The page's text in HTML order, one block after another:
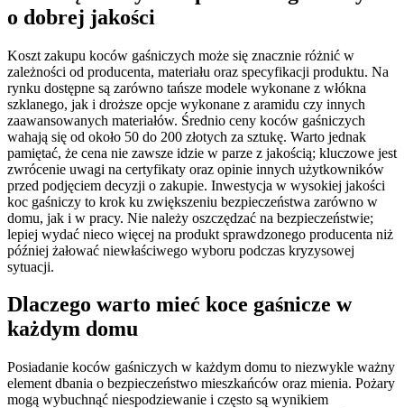
o dobrej jakości
Koszt zakupu koców gaśniczych może się znacznie różnić w
zależności od producenta, materiału oraz specyfikacji produktu. Na
rynku dostępne są zarówno tańsze modele wykonane z włókna
szklanego, jak i droższe opcje wykonane z aramidu czy innych
zaawansowanych materiałów. Średnio ceny koców gaśniczych
wahają się od około 50 do 200 złotych za sztukę. Warto jednak
pamiętać, że cena nie zawsze idzie w parze z jakością; kluczowe jest
zwrócenie uwagi na certyfikaty oraz opinie innych użytkowników
przed podjęciem decyzji o zakupie. Inwestycja w wysokiej jakości
koc gaśniczy to krok ku zwiększeniu bezpieczeństwa zarówno w
domu, jak i w pracy. Nie należy oszczędzać na bezpieczeństwie;
lepiej wydać nieco więcej na produkt sprawdzonego producenta niż
później żałować niewłaściwego wyboru podczas kryzysowej
sytuacji.
Dlaczego warto mieć koce gaśnicze w
każdym domu
Posiadanie koców gaśniczych w każdym domu to niezwykle ważny
element dbania o bezpieczeństwo mieszkańców oraz mienia. Pożary
mogą wybuchnąć niespodziewanie i często są wynikiem